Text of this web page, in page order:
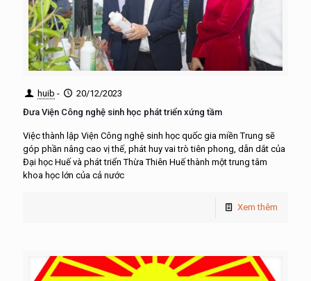
huib -
20/12/2023
Đưa Viện Công nghệ sinh học phát triển xứng tầm
Việc thành lập Viện Công nghệ sinh học quốc gia miền Trung sẽ
góp phần nâng cao vị thế, phát huy vai trò tiên phong, dẫn dắt của
Đại học Huế và phát triển Thừa Thiên Huế thành một trung tâm
khoa học lớn của cả nước
Xem thêm